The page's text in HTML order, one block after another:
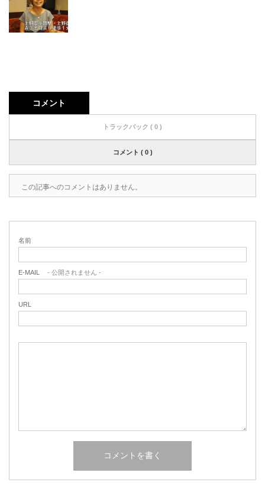
コメント
トラックバック ( 0 )
コメント ( 0 )
この記事へのコメントはありません。
名前
E-MAIL - 公開されません -
URL